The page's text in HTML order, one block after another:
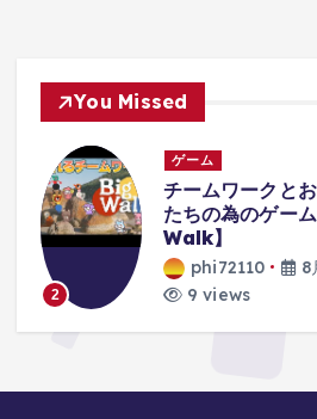
You Missed
3
ゲーム
【レトロゲーム
エゥーゴvs.ティ
PlayStation2 【
phi72110
8
9 views